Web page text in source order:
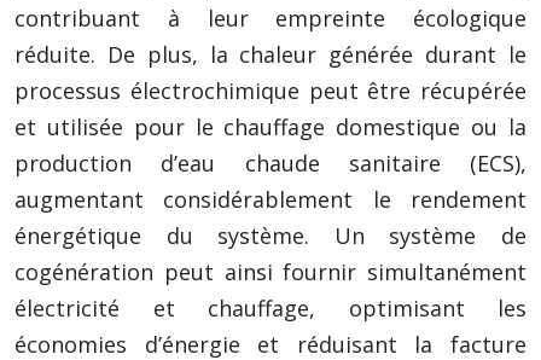
contribuant à leur empreinte écologique
réduite. De plus, la chaleur générée durant le
processus électrochimique peut être récupérée
et utilisée pour le chauffage domestique ou la
production d’eau chaude sanitaire (ECS),
augmentant considérablement le rendement
énergétique du système. Un système de
cogénération peut ainsi fournir simultanément
électricité et chauffage, optimisant les
économies d’énergie et réduisant la facture